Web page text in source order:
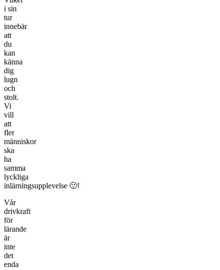
i sin
tur
innebär
att
du
kan
känna
dig
lugn
och
stolt.
Vi
vill
att
fler
människor
ska
ha
samma
lyckliga
inlärningsupplevelse 🙂!
Vår
drivkraft
för
lärande
är
inte
det
enda